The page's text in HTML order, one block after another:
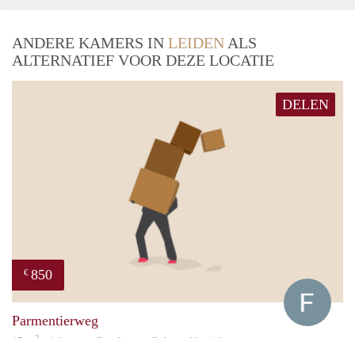
ANDERE KAMERS IN LEIDEN ALS
ALTERNATIEF VOOR DEZE LOCATIE
DELEN
€ 850
Parmentierweg